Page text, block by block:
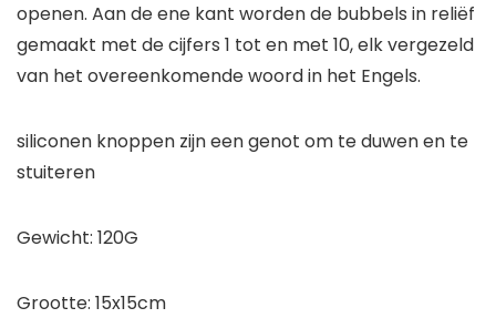
openen. Aan de ene kant worden de bubbels in reliëf
gemaakt met de cijfers 1 tot en met 10, elk vergezeld
van het overeenkomende woord in het Engels.
siliconen knoppen zijn een genot om te duwen en te
stuiteren
Gewicht: 120G
Grootte: 15x15cm